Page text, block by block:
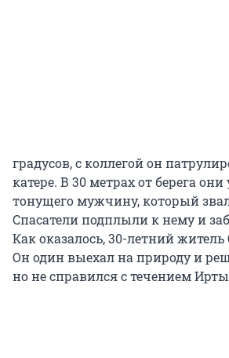
градусов, с коллегой он
катере. В 30 метрах от берега
тонущего мужчину, который
Спасатели подплыли к нему и
Как оказалось, 30-летний
Он один выехал на природу и
но не справился с течением